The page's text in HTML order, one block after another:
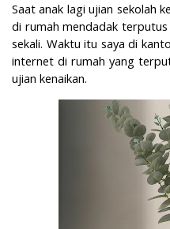
Saat anak lagi ujian sekolah
di rumah mendadak
sekali. Waktu itu saya di
internet di rumah yang
ujian kenaikan.